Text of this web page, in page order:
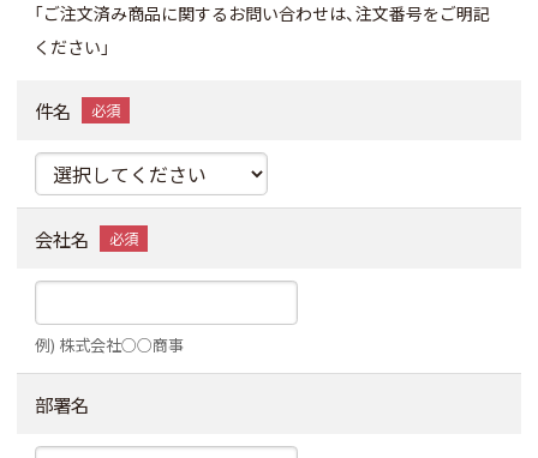
「ご注文済み商品に関するお問い合わせは、注文番号をご明記
ください」
件名
会社名
例) 株式会社○○商事
部署名